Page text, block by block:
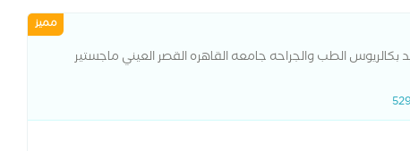
مميز
بكالريوس الطب والجراحه جامعه القاهره القصر العيني ماجستير
التخصص الدقيق في الإخصاب المساعد